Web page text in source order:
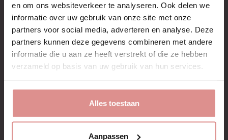
en om ons websiteverkeer te analyseren. Ook delen we
informatie over uw gebruik van onze site met onze
partners voor social media, adverteren en analyse. Deze
partners kunnen deze gegevens combineren met andere
informatie die u aan ze heeft verstrekt of die ze hebben
verzameld op basis van uw gebruik van hun services.
Alles toestaan
Aanpassen
- Wasbaar
- Voorkomt eelt
- Verbetert grip